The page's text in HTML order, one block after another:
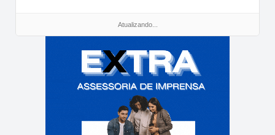
Atualizando...